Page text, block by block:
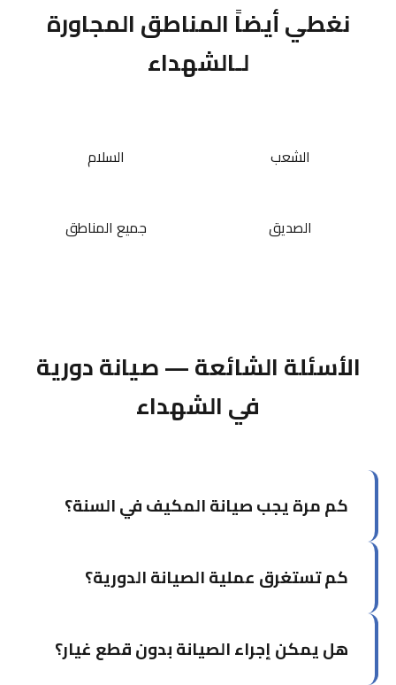
نغطي أيضاً المناطق المجاورة
لـالشهداء
الشعب السلام
الصديق جميع المناطق
الأسئلة الشائعة — صيانة دورية
في الشهداء
كم مرة يجب صيانة المكيف في السنة؟
موسم الصيف (أبريل-مايو) ومرة في فصل الخريف.
كم تستغرق عملية الصيانة الدورية؟
ساعة ونصف. إذا كان لديك أكثر من وحدة، يمكن أن
هل يمكن إجراء الصيانة بدون قطع غيار؟